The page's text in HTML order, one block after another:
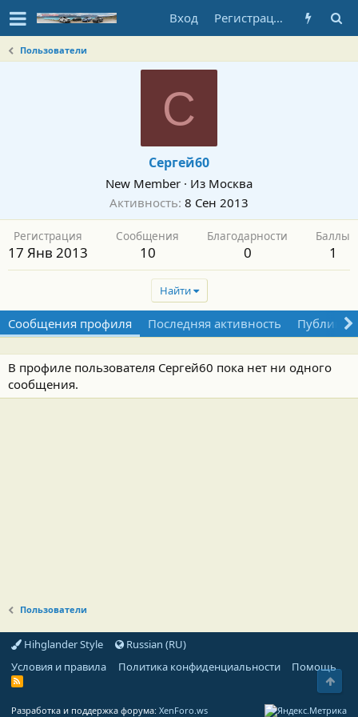
Вход Регистрация
Пользователи
С
Сергей60
New Member · Из Москва
Активность 8 Сен 2013
Регистрация
17 Янв 2013
Сообщения
10
Благодарности
0
Баллы
1
Найти
Сообщения профиля Последняя активность
В профиле пользователя Сергей60 пока нет ни одного
сообщения.
Пользователи
Hihglander Style
Russian (RU)
Условия и правила
Политика конфиденциальности Помощь
R
Разработка и поддержка форума: XenForo.ws